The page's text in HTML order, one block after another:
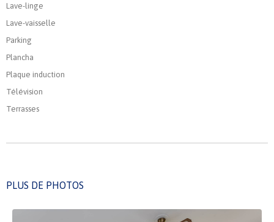
Lave-linge
Lave-vaisselle
Parking
Plancha
Plaque induction
Télévision
Terrasses
PLUS DE PHOTOS